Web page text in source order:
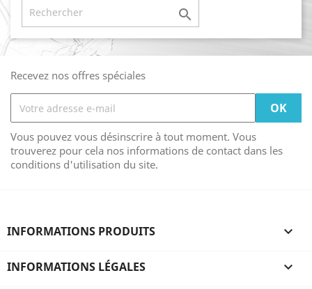

Recevez nos offres spéciales
Vous pouvez vous désinscrire à tout moment. Vous
trouverez pour cela nos informations de contact dans les
conditions d'utilisation du site.
INFORMATIONS PRODUITS 
INFORMATIONS LÉGALES 